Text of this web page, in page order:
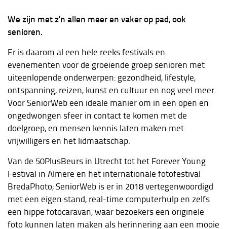
We zijn met z’n allen meer en vaker op pad, ook
senioren.
Er is daarom al een hele reeks festivals en
evenementen voor de groeiende groep senioren met
uiteenlopende onderwerpen: gezondheid, lifestyle,
ontspanning, reizen, kunst en cultuur en nog veel meer.
Voor SeniorWeb een ideale manier om in een open en
ongedwongen sfeer in contact te komen met de
doelgroep, en mensen kennis laten maken met
vrijwilligers en het lidmaatschap.
Van de 50PlusBeurs in Utrecht tot het Forever Young
Festival in Almere en het internationale fotofestival
BredaPhoto; SeniorWeb is er in 2018 vertegenwoordigd
met een eigen stand, real-time computerhulp en zelfs
een hippe fotocaravan, waar bezoekers een originele
foto kunnen laten maken als herinnering aan een mooie